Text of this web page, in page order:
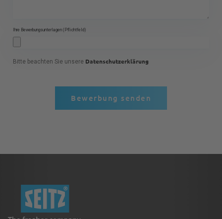
Ihre Bewerbungsunterlagen (Pflichtfeld)
Bitte beachten Sie unsere Datenschutzerklärung
Bewerbung senden